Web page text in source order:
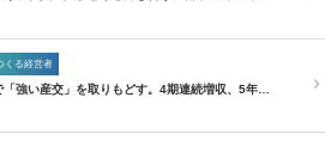
くる経営者
「強い産交」を取りもどす。4期連続増収、5年…